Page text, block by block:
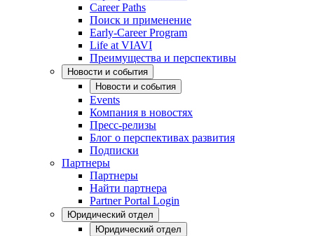
Career Paths
Поиск и применение
Early-Career Program
Life at VIAVI
Преимущества и перспективы
Новости и события
Новости и события
Events
Компания в новостях
Пресс-релизы
Блог о перспективах развития
Подписки
Партнеры
Партнеры
Найти партнера
Partner Portal Login
Юридический отдел
Юридический отдел